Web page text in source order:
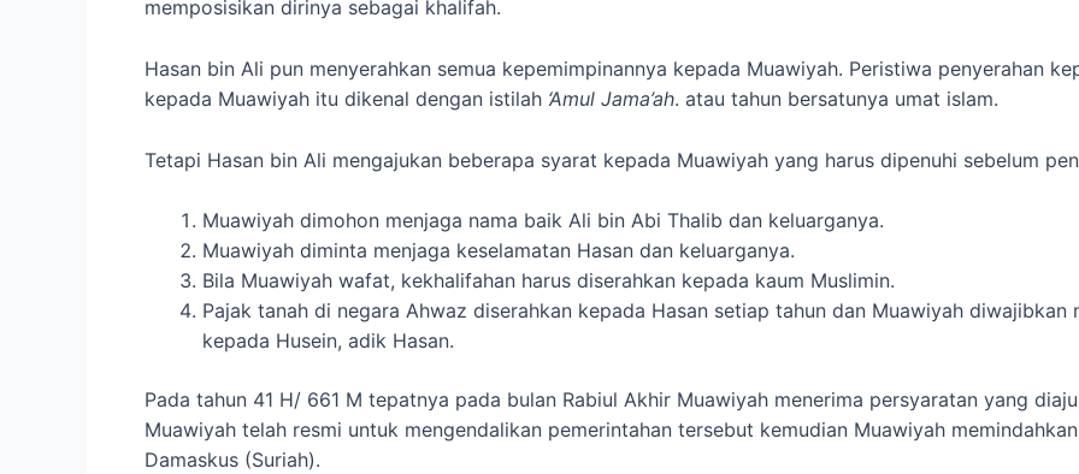
memposisikan dirinya sebagai khalifah.
Hasan bin Ali pun menyerahkan semua kepemimpinannya kepada Muawiyah. Peristiwa penyerahan
kepada Muawiyah itu dikenal dengan istilah ‘Amul Jama’ah. atau tahun bersatunya umat islam.
Tetapi Hasan bin Ali mengajukan beberapa syarat kepada Muawiyah yang harus dipenuhi sebelum
Muawiyah dimohon menjaga nama baik Ali bin Abi Thalib dan keluarganya.
Muawiyah diminta menjaga keselamatan Hasan dan keluarganya.
Bila Muawiyah wafat, kekhalifahan harus diserahkan kepada kaum Muslimin.
Pajak tanah di negara Ahwaz diserahkan kepada Hasan setiap tahun dan Muawiyah
kepada Husein, adik Hasan.
Pada tahun 41 H/ 661 M tepatnya pada bulan Rabiul Akhir Muawiyah menerima persyaratan yang
Muawiyah telah resmi untuk mengendalikan pemerintahan tersebut kemudian Muawiyah
Damaskus (Suriah).